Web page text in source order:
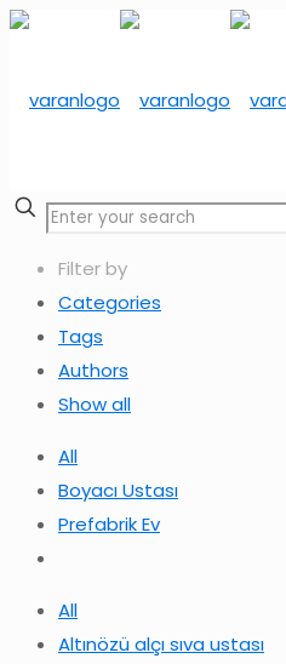
Filter by
Categories
Tags
Authors
Show all
All
Boyacı Ustası
Prefabrik Ev
All
Altınözü alçı sıva ustası